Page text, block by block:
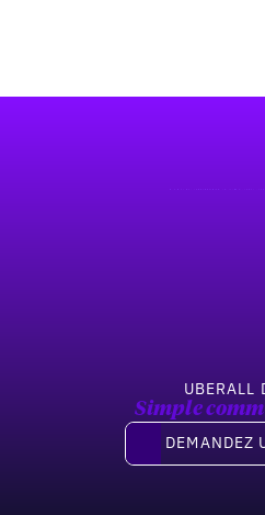
UBERALL
Simple
Demandez une
DEMANDEZ